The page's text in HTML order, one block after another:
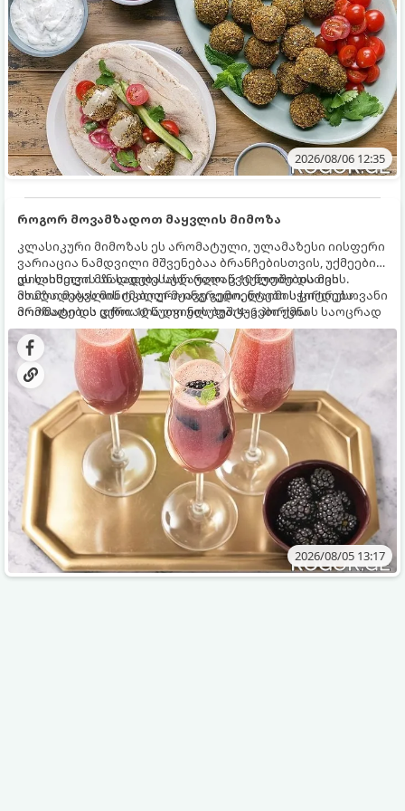
2026/08/06 12:35
როგორ მოვამზადოთ მაყვლის მიმოზა
კლასიკური მიმოზას ეს არომატული, ულამაზესი იისფერი
ვარიაცია ნამდვილი მშვენებაა ბრანჩებისთვის, უქმეების
დილისთვის ან სადღესასწაულო წვეულებებისთვის.
ახალი მაყვლის ტკბილ-მჟავე გემო, ლაიმის ციტრუსოვანი
არომატი და ცქრიალა ღვინის ბუშტუკები ქმნის საოცრად
დახვეწილ და მაგრილებელ კოქტეილს.
ეს სასმელი მზადდება სულ რაღაც 10 წუთში და მის
მომზადებას მინიმალური ინგრედიენტები სჭირდება.
მომზადების დრო: 10 წუთი ულუფა: 4–6 პორცია
2026/08/05 13:17